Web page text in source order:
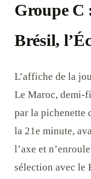
Groupe C
Brésil,
L’affiche de la
Le Maroc, demi-
par la pichenette
la 21e minute,
l’axe et
sélection avec le